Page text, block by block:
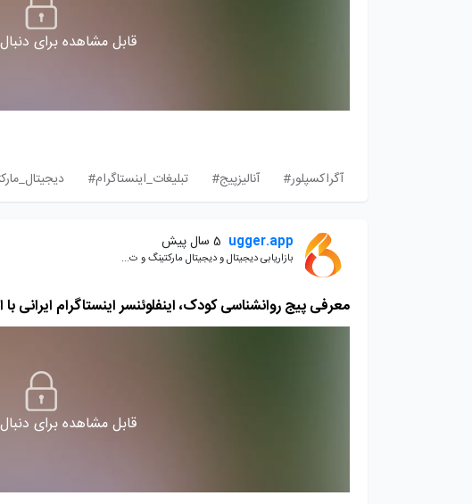
قابل مشاهده برای
آگراکسپلور#
آنالیزپیج# تبلیغات_اینستاگرام#
ugger.app 5 سال پیش
بازاریابی دیجیتال و دیجیتال مارکتینگ و ت...
معرفی پیج روانشناسی کودک، اینفلوئنسر اینستاگرام ایرانی با
قابل مشاهده برای